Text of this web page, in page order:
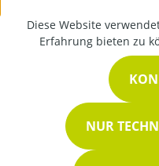
Diese Website
Erfahrung bieten zu
NUR